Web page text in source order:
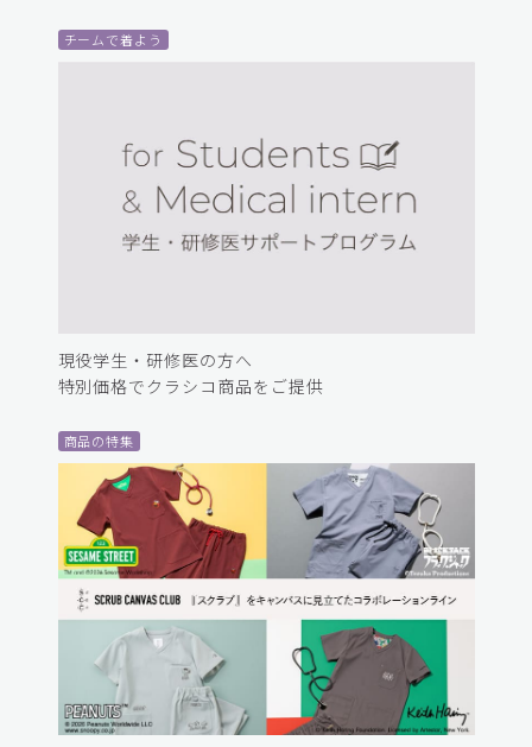
チームで着よう
現役学生・研修医の方へ
特別価格でクラシコ商品をご提供
商品の特集